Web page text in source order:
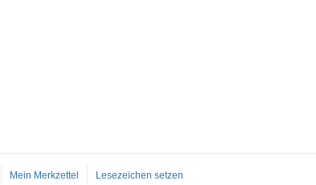
Mein Merkzettel Lesezeichen setzen